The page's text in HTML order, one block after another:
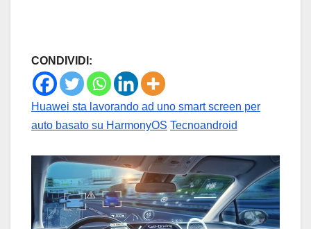
CONDIVIDI:
Huawei sta lavorando ad uno smart screen per
auto basato su HarmonyOS Tecnoandroid